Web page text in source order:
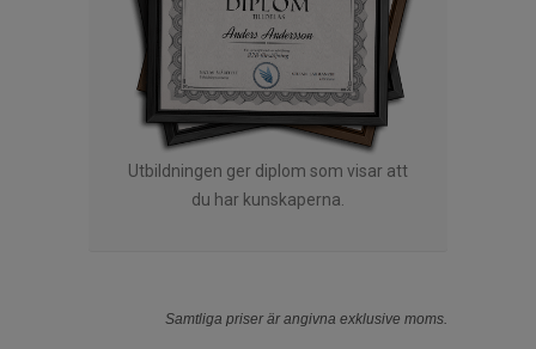
Utbildningen ger diplom som visar att
du har kunskaperna.
Samtliga priser är angivna exklusive moms.